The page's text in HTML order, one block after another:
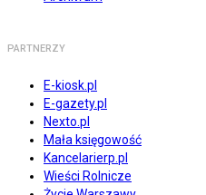
PARTNERZY
E-kiosk.pl
E-gazety.pl
Nexto.pl
Mała księgowość
Kancelarierp.pl
Wieści Rolnicze